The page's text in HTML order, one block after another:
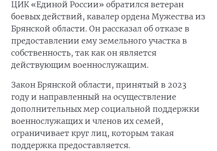
ЦИК «Единой России» обратился ветеран
боевых действий, кавалер ордена Мужества из
Брянской области. Он рассказал об отказе в
предоставлении ему земельного участка в
собственность, так как он является
действующим военнослужащим.
Закон Брянской области, принятый в 2023
году и направленный на осуществление
дополнительных мер социальной поддержки
военнослужащих и членов их семей,
ограничивает круг лиц, которым такая
поддержка предоставляется.